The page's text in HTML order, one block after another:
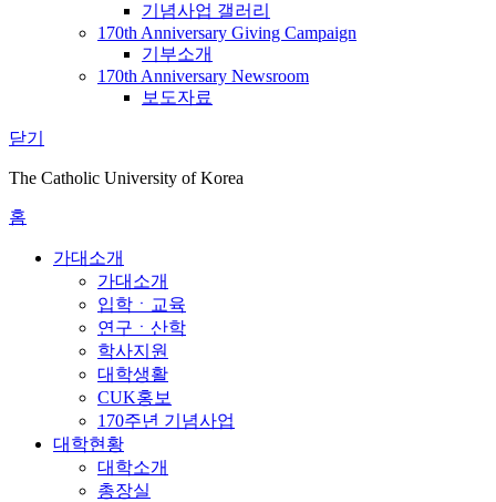
기념사업 갤러리
170th Anniversary Giving Campaign
기부소개
170th Anniversary Newsroom
보도자료
닫기
The Catholic University of Korea
홈
가대소개
가대소개
입학ㆍ교육
연구ㆍ산학
학사지원
대학생활
CUK홍보
170주년 기념사업
대학현황
대학소개
총장실